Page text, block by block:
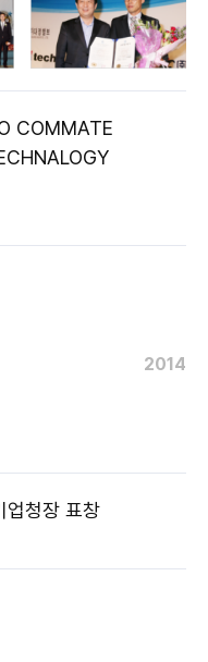
COMMATE
2014
업청장 표창